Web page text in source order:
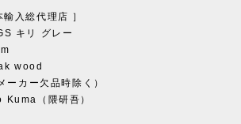
入総代理店 ］
キリ グレー
wood
カー欠品時除く）
（隈研吾）